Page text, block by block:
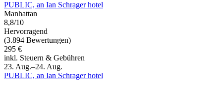
PUBLIC, an Ian Schrager hotel
Manhattan
8,8/10
Hervorragend
(3.894 Bewertungen)
295 €
inkl. Steuern & Gebühren
23. Aug.–24. Aug.
PUBLIC, an Ian Schrager hotel